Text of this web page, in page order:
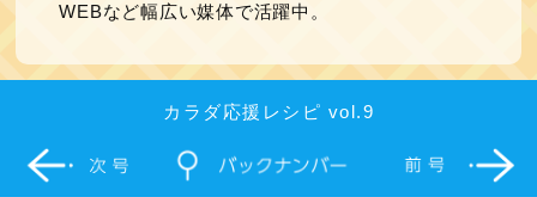
WEBなど幅広い媒体で活躍中。
カラダ応援レシピ vol.9